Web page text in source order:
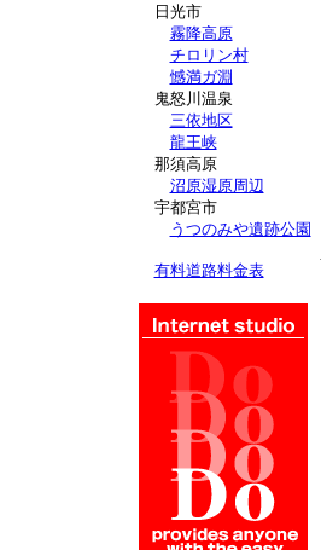
日光市
霧降高原
チロリン村
憾満ガ淵
鬼怒川温泉
三依地区
龍王峡
那須高原
沼原湿原周辺
宇都宮市
うつのみや遺跡公園
有料道路料金表